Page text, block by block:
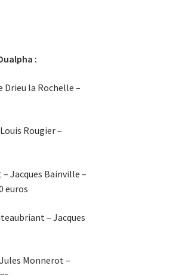
:
Drieu la Rochelle –
Rougier –
– Jacques Bainville –
euros
– Jacques
Monnerot –